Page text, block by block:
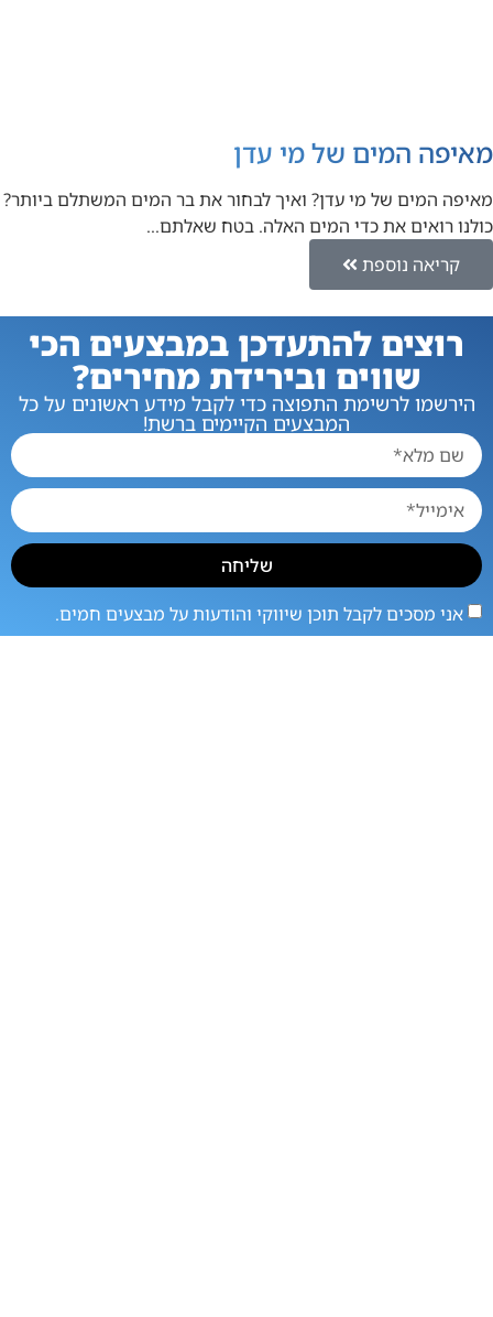
מאיפה המים של מי עדן
מאיפה המים של מי עדן? ואיך לבחור את בר המים המשתלם ביותר?
כולנו רואים את כדי המים האלה. בטח שאלתם…
קריאה נוספת
רוצים להתעדכן במבצעים הכי
שווים ובירידת מחירים?
הירשמו לרשימת התפוצה כדי לקבל מידע ראשונים על כל
המבצעים הקיימים ברשת!
אני מסכים לקבל תוכן שיווקי והודעות על מבצעים חמים.
שליחה